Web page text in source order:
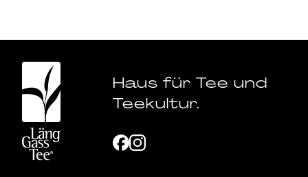
Haus für Tee und
Teekultur.